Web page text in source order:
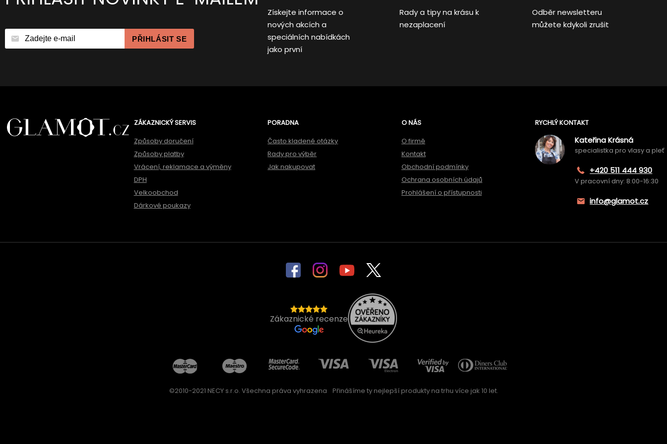
PŘIHLÁSIT SE
Získejte informace o
nových akcích a
speciálních nabídkách
jako první
Rady a tipy na krásu k
nezaplacení
Odběr newsletteru
můžete kdykoli zrušit
ZÁKAZNICKÝ SERVIS
Způsoby doručení
Způsoby platby
Vrácení, reklamace a výměny
DPH
Velkoobchod
Dárkové poukazy
PORADNA
Často kladené otázky
Rady pro výběr
Jak nakupovat
O NÁS
O firmě
Kontakt
Obchodní podmínky
Ochrana osobních údajů
Prohlášení o přístupnosti
RYCHLÝ KONTAKT
Kateřina Krásná
specialistka pro vlasy a pleť
+420 511 444 930
V pracovní dny: 8:00-16:30
info@glamot.cz
Zákaznické recenze
©2010-2021 NECY s.r.o. Všechna práva vyhrazena Přinášíme ty nejlepší produkty na trhu více jak 10 let.